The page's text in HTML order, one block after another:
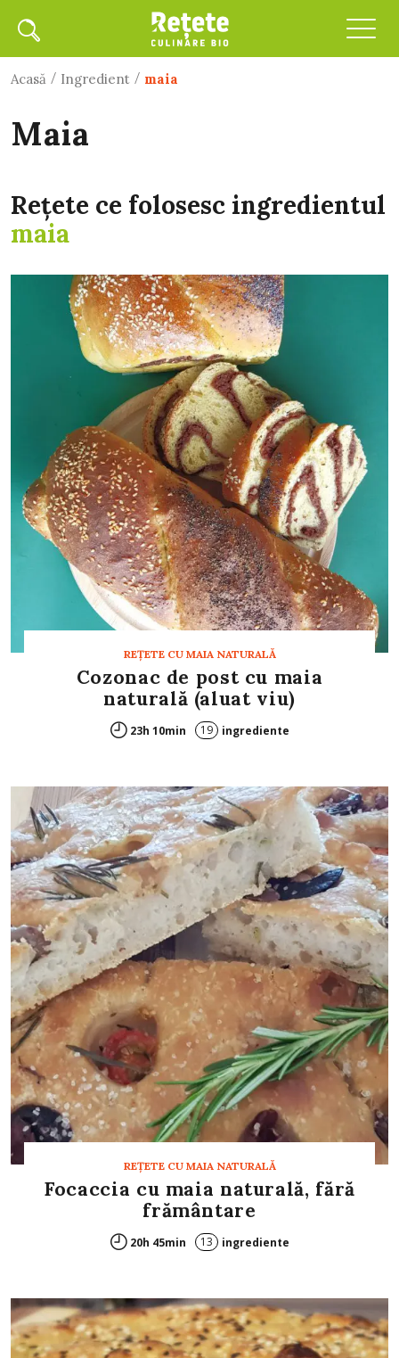
Acasă / Ingredient / maia
maia
Rețete ce folosesc ingredientul
maia
REȚETE CU MAIA NATURALĂ
Cozonac de post cu maia
naturală (aluat viu)
23h 10min 19 ingrediente
REȚETE CU MAIA NATURALĂ
Focaccia cu maia naturală, fără
frământare
20h 45min 13 ingrediente